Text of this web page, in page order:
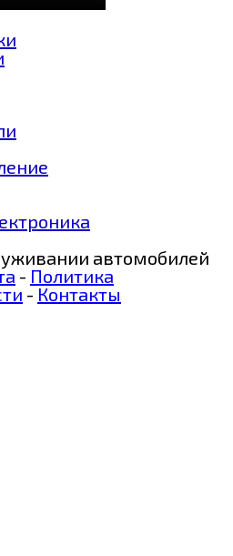
автомобилей
- Политика
- Контакты